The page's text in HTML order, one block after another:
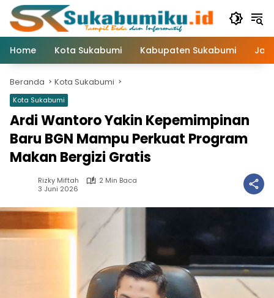
Langsung
konten
Home
Kota Sukabumi Kabupaten Sukabumi
Beranda Kota Sukabumi
Kota Sukabumi
Ardi Wantoro Yakin Kepemimpinan
Baru BGN Mampu Perkuat Program
Makan Bergizi Gratis
Rizky Miftah
2 Min Baca
3 Juni 2026